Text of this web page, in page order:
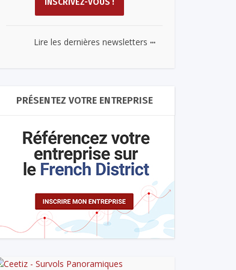
Lire les dernières newsletters ...
PRÉSENTEZ VOTRE ENTREPRISE